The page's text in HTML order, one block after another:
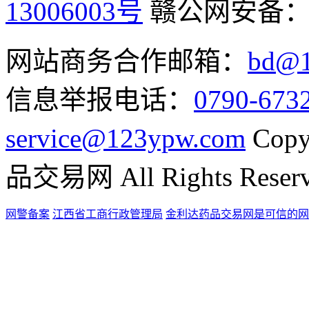
13006003号 赣公网安备
网站商务合作邮箱：
信息举报电话： 0790-
service@123ypw.com
品交易网 All Rights
网警备案 江西省工商行政管理局 金利达药品交易网是可信的